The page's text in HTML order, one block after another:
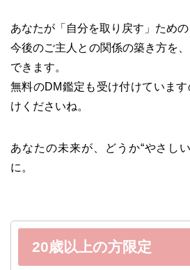
あなたが「自分を取り戻す」ための
今後のご主人との関係の築き方を
できます。
無料のDM鑑定も受け付けていま
けくださいね。
あなたの未来が、どうか“やさし
に。
20歳以上の方限定